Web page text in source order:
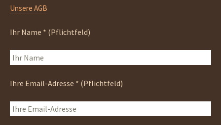
Unsere AGB
Ihr Name * (Pflichtfeld)
Bitte lasse dieses Feld leer.
Ihre Email-Adresse * (Pflichtfeld)